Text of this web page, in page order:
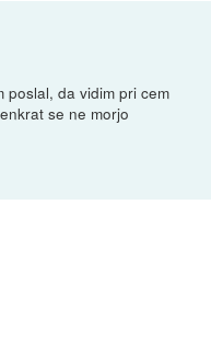
poslal, da vidim pri cem
se ne morjo